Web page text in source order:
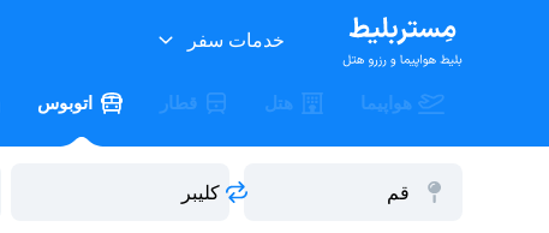
خدمات سفر
هواپیما هتل قطار اتوبوس